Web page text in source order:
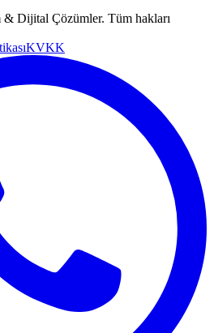
& Dijital Çözümler. Tüm hakları
KVKK